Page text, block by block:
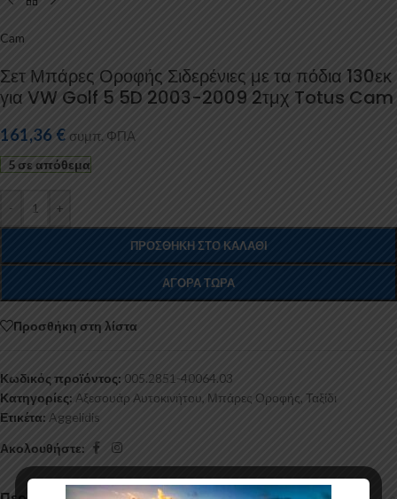
Cam
Σετ Μπάρες Οροφής Σιδερένιες με τα πόδια 130εκ
για VW Golf 5 5D 2003-2009 2τμχ Totus Cam
161,36 € συμπ. ΦΠΑ
5 σε απόθεμα
- +
ΠΡΟΣΘΉΚΗ ΣΤΟ ΚΑΛΆΘΙ
ΑΓΟΡΆ ΤΏΡΑ
Προσθήκη στη λίστα
Κωδικός προϊόντος: 005.2851-40064.03
Κατηγορίες: Αξεσουάρ Αυτοκινήτου, Μπάρες Οροφής, Ταξίδι
Ετικέτα: Aggelidis
Ακολουθήστε: